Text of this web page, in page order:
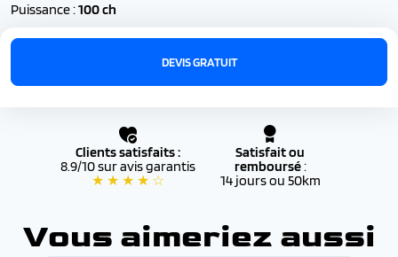
Puissance :100 ch
DEVIS GRATUIT
Clients satisfaits :
8.9/10 sur avis garantis
★ ★ ★ ★ ☆
Satisfait ou
remboursé:
14 jours ou 50km
Vous aimeriez aussi